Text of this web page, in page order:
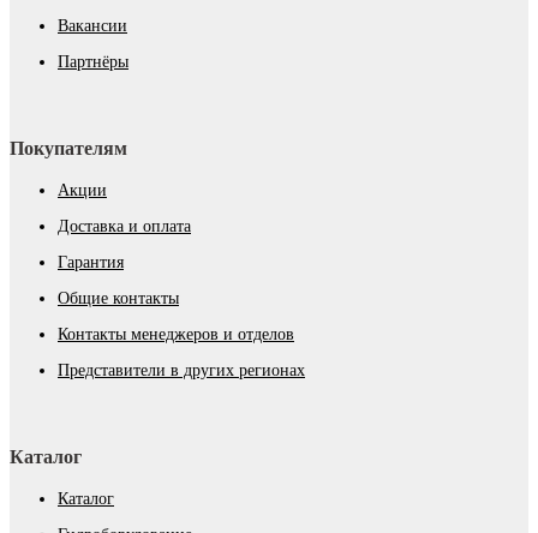
Вакансии
Партнёры
Покупателям
Акции
Доставка и оплата
Гарантия
Общие контакты
Контакты менеджеров и отделов
Представители в других регионах
Каталог
Каталог